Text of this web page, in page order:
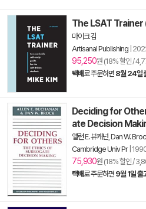
The LSAT
마이크 김
Artisanal Publishing
95,250원 (18% 할인 /
택배로 주문하면 8월 24일
Deciding for
ate Decision
앨런 E. 뷰캐넌 Dan W.
Cambridge Univ Pr|
75,930원 (18% 할인 /
택배로 주문하면 9월 1일 출